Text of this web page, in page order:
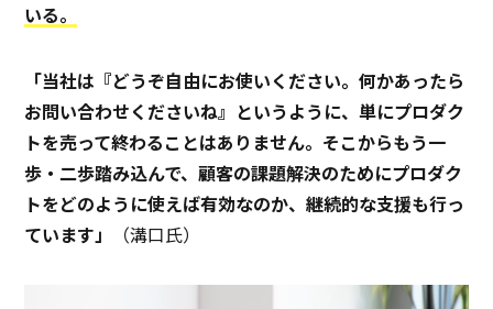
いる。
「当社は『どうぞ自由にお使いください。何かあったら
お問い合わせくださいね』というように、単にプロダク
トを売って終わることはありません。そこからもう一
歩・二歩踏み込んで、顧客の課題解決のためにプロダク
トをどのように使えば有効なのか、継続的な支援も行っ
ています」
（溝口氏）